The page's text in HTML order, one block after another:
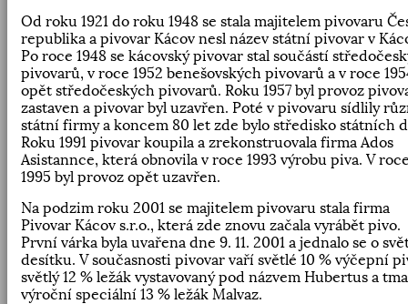
Od roku 1921 do roku 1948 se stala majitelem pivovaru
republika a pivovar Kácov nesl název státní pivovar v
Po roce 1948 se kácovský pivovar stal součástí
pivovarů, v roce 1952 benešovských pivovarů a v roce
opět středočeských pivovarů. Roku 1957 byl provoz
zastaven a pivovar byl uzavřen. Poté v pivovaru sídlily
státní firmy a koncem 80 let zde bylo středisko státních
Roku 1991 pivovar koupila a zrekonstruovala firma Ados
Asistannce, která obnovila v roce 1993 výrobu piva. V
1995 byl provoz opět uzavřen.
Na podzim roku 2001 se majitelem pivovaru stala firma
Pivovar Kácov s.r.o., která zde znovu začala vyrábět pivo.
První várka byla uvařena dne 9. 11. 2001 a jednalo se o
desítku. V současnosti pivovar vaří světlé 10 % výčepní
světlý 12 % ležák vystavovaný pod názvem Hubertus a
výroční speciální 13 % ležák Malvaz.